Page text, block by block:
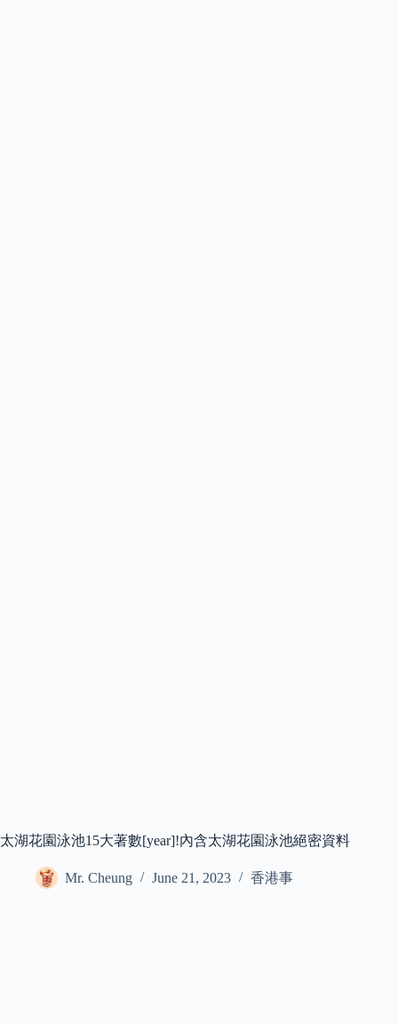
太湖花園泳池15大著數[year]!內含太湖花園泳池絕密資料
Mr. Cheung June 21, 2023 香港事